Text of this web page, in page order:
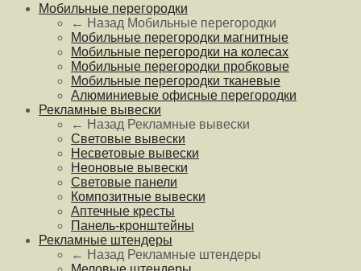
Мобильные перегородки
← Назад Мобильные перегородки
Мобильные перегородки магнитные
Мобильные перегородки на колесах
Мобильные перегородки пробковые
Мобильные перегородки тканевые
Алюминиевые офисные перегородки
Рекламные вывески
← Назад Рекламные вывески
Световые вывески
Несветовые вывески
Неоновые вывески
Световые панели
Композитные вывески
Аптечные кресты
Панель-кронштейны
Рекламные штендеры
← Назад Рекламные штендеры